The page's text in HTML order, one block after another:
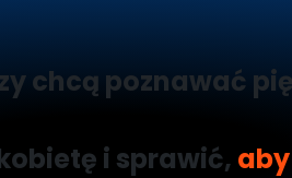
chcą poznawać
i sprawić,